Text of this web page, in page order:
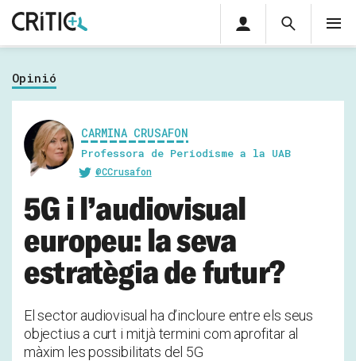
Cerca
Cerca
privada
Inicia sessió
Opinió
CARMINA CRUSAFON
Professora de Periodisme a la UAB
@CCrusafon
5G i l’audiovisual
europeu: la seva
estratègia de futur?
El sector audiovisual ha d’incloure entre els seus
objectius a curt i mitjà termini com aprofitar al
màxim les possibilitats del 5G